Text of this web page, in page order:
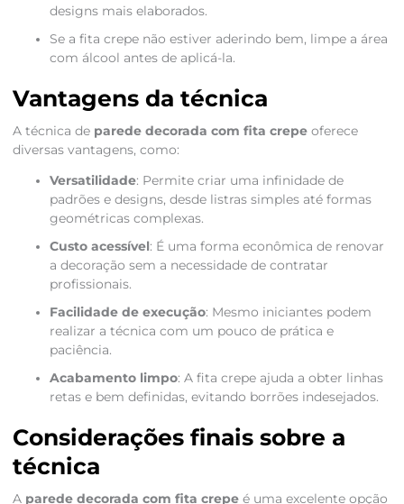
designs mais elaborados.
Se a fita crepe não estiver aderindo bem, limpe a área
com álcool antes de aplicá-la.
Vantagens da técnica
A técnica de parede decorada com fita crepeoferece
diversas vantagens, como:
Versatilidade: Permite criar uma infinidade de
padrões e designs, desde listras simples até formas
geométricas complexas.
Custo acessível: É uma forma econômica de renovar
a decoração sem a necessidade de contratar
profissionais.
Facilidade de execução: Mesmo iniciantes podem
realizar a técnica com um pouco de prática e
paciência.
Acabamento limpo: A fita crepe ajuda a obter linhas
retas e bem definidas, evitando borrões indesejados.
Considerações finais sobre a
técnica
A parede decorada com fita crepeé uma excelente opção